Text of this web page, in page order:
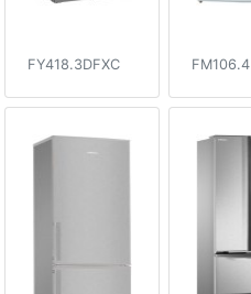
FY418.3DFXC FM106.4